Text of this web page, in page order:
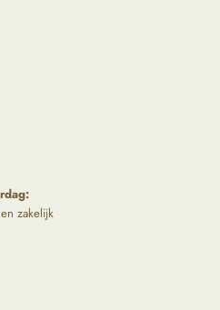
zakelijk